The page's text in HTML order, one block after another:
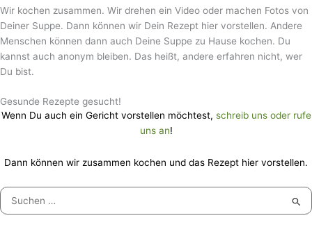
Wir kochen zusammen. Wir drehen ein Video oder machen Fotos von
Deiner Suppe. Dann können wir Dein Rezept hier vorstellen. Andere
Menschen können dann auch Deine Suppe zu Hause kochen. Du
kannst auch anonym bleiben. Das heißt, andere erfahren nicht, wer
Du bist.
Gesunde Rezepte gesucht!
Wenn Du auch ein Gericht vorstellen möchtest, schreib uns oder rufe
uns an!
Dann können wir zusammen kochen und das Rezept hier vorstellen.
Suchen
nach: